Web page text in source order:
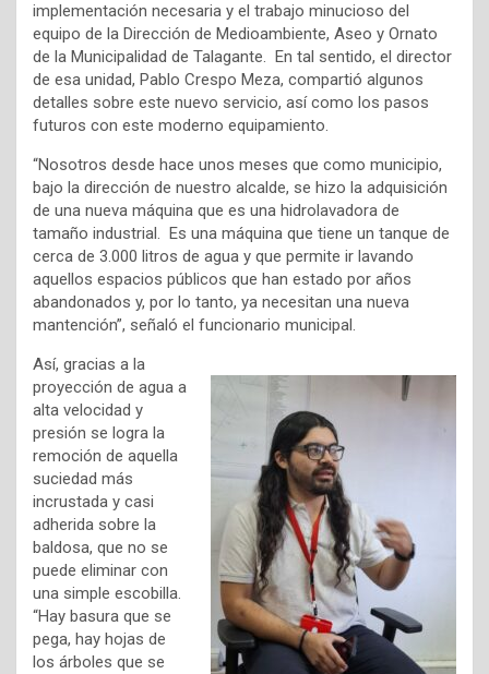
implementación necesaria y el trabajo minucioso del
equipo de la Dirección de Medioambiente, Aseo y Ornato
de la Municipalidad de Talagante. En tal sentido, el director
de esa unidad, Pablo Crespo Meza, compartió algunos
detalles sobre este nuevo servicio, así como los pasos
futuros con este moderno equipamiento.
“Nosotros desde hace unos meses que como municipio,
bajo la dirección de nuestro alcalde, se hizo la adquisición
de una nueva máquina que es una hidrolavadora de
tamaño industrial. Es una máquina que tiene un tanque de
cerca de 3.000 litros de agua y que permite ir lavando
aquellos espacios públicos que han estado por años
abandonados y, por lo tanto, ya necesitan una nueva
mantención”, señaló el funcionario municipal.
Así, gracias a la
proyección de agua a
alta velocidad y
presión se logra la
remoción de aquella
suciedad más
incrustada y casi
adherida sobre la
baldosa, que no se
puede eliminar con
una simple escobilla.
“Hay basura que se
pega, hay hojas de
los árboles que se